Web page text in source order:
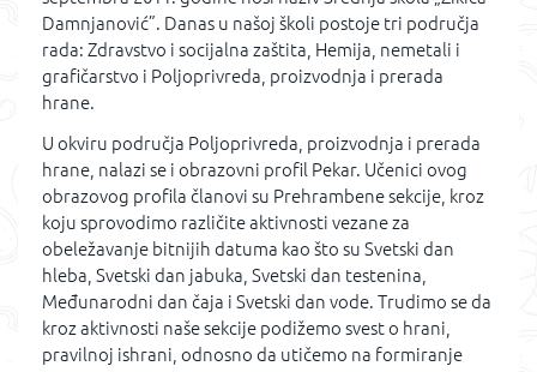
Damnjanović”. Danas u našoj školi postoje tri područja
rada: Zdravstvo i socijalna zaštita, Hemija, nemetali i
grafičarstvo i Poljoprivreda, proizvodnja i prerada
hrane.
U okviru područja Poljoprivreda, proizvodnja i prerada
hrane, nalazi se i obrazovni profil Pekar. Učenici ovog
obrazovog profila članovi su Prehrambene sekcije, kroz
koju sprovodimo različite aktivnosti vezane za
obeležavanje bitnijih datuma kao što su Svetski dan
hleba, Svetski dan jabuka, Svetski dan testenina,
Međunarodni dan čaja i Svetski dan vode. Trudimo se da
kroz aktivnosti naše sekcije podižemo svest o hrani,
pravilnoj ishrani, odnosno da utičemo na formiranje